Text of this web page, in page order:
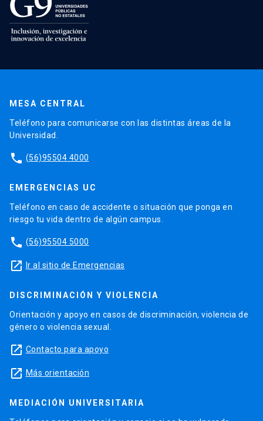
MESA CENTRAL
Teléfono para comunicarse con las distintas áreas de la
Universidad.
phone (56)95504 4000
EMERGENCIAS UC
Teléfono en caso de accidente o situación que ponga en
riesgo tu vida dentro de algún campus.
phone (56)95504 5000
launch Ir al sitio de Emergencias
DISCRIMINACIÓN Y VIOLENCIA
Orientación y apoyo en casos de discriminación, violencia de
género o violencia sexual.
launch Contacto para apoyo
launch Más orientación
MEDIACIÓN UNIVERSITARIA